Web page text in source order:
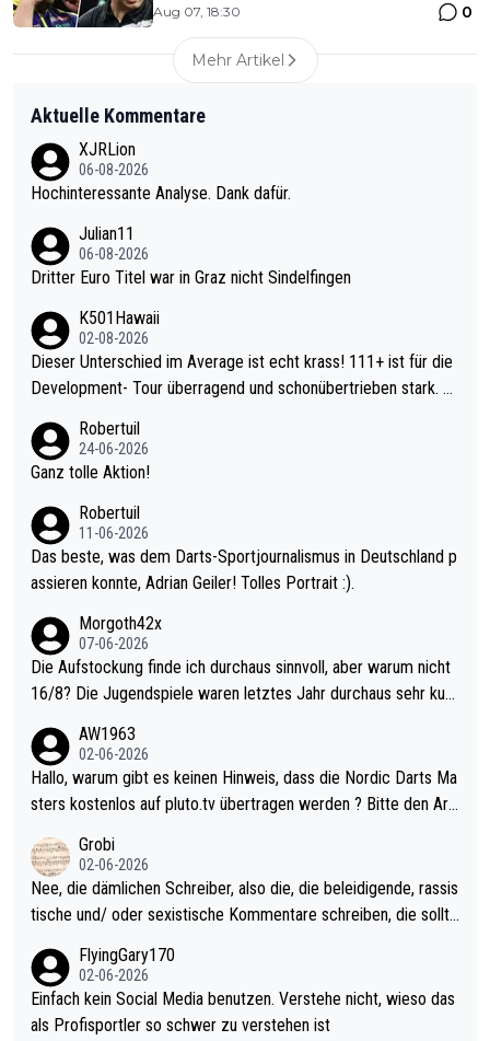
Aug 07, 18:30 0
Mehr Artikel
Aktuelle Kommentare
XJRLion
06-08-2026
Hochinteressante Analyse. Dank dafür.
Julian11
06-08-2026
Dritter Euro Titel war in Graz nicht Sindelfingen
K501Hawaii
02-08-2026
Dieser Unterschied im Average ist echt krass! 111+ ist für die
Development- Tour überragend und schonübertrieben stark. U
mal 40+ erst recht. Da gewinnst keinen Blumentopf - ist ja noc
h krasser wie ein Pokalspiel eines Kreisligisten vs einem Bund
Robertuil
24-06-2026
Ganz tolle Aktion!
Robertuil
11-06-2026
Das beste, was dem Darts-Sportjournalismus in Deutschland p
assieren konnte, Adrian Geiler! Tolles Portrait :).
Morgoth42x
07-06-2026
Die Aufstockung finde ich durchaus sinnvoll, aber warum nicht
16/8? Die Jugendspiele waren letztes Jahr durchaus sehr kurz
Allerdings ist Mitchell Lawrie als Nummer 1 der Welt eh qualifi
ziert. Somit ändert die automatische Qualifikation des Weltmei
sters erstmal nichts. Ich denke sie wollen damit für nächstes J
ohl wenig WDF Turniere spielen. Dies war bei Archie Self letzt
es Jahr der Fall. Er musste als amtierender Weltmeister durch
den Qualifier und ich glaube kaum, dass Mitchel sich das (in Ve
gas) antun würde, wenn er doch eigentlich die PDC-WM als Zi
el hat.
AW1963
02-06-2026
Hallo, warum gibt es keinen Hinweis, dass die Nordic Darts Ma
sters kostenlos auf pluto.tv übertragen werden ? Bitte den Arti
Grobi
02-06-2026
Nee, die dämlichen Schreiber, also die, die beleidigende, rassis
tische und/ oder sexistische Kommentare schreiben, die sollte
s Leben in den Griff kriegen. Nur eins wundert mich: Luke Little
r war doch neulich erst derjenige, der über Social Media GvV p
rovoziert hat. Und Littlers Mutter schießt öfters mal gegen Ric
FlyingGary170
02-06-2026
Einfach kein Social Media benutzen. Verstehe nicht, wieso das
als Profisportler so schwer zu verstehen ist